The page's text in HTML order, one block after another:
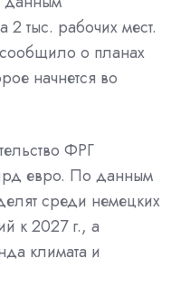
2 тыс. рабочих мест.
сообщило о планах
начнется во
ФРГ
евро. По данным
среди немецких
к 2027 г., а
климата и